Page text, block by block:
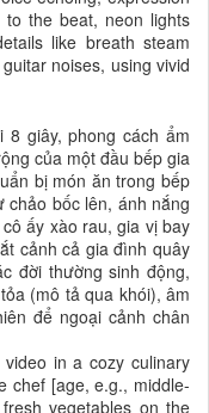
the beat, neon lights
like breath steam
noises, using vivid
8 giây, phong cách ẩm
của một đầu bếp gia
bị món ăn trong bếp
bốc lên, ánh nắng
ấy xào rau, gia vị bay
cảnh cả gia đình quây
đời thường sinh động,
(mô tả qua khói), âm
để ngoại cảnh chân
in a cozy culinary
chef [age, e.g., middle-
vegetables on the